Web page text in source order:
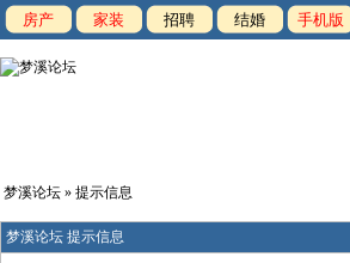
房产 家装 招聘 结婚 手机版
梦溪论坛 » 提示信息
梦溪论坛 提示信息